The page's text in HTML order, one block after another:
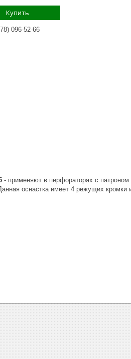
Купить
096-52-66
- применяют в перфораторах с
оснастка имеет 4 режущих